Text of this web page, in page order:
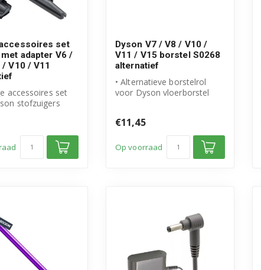
set
adapter V6 /
/ V10 / V11
accessoires set
stofzuigers
Dyson V7 / V8 / V10 /
V11 / V15 borstel S0268
alternatief
• Alternatieve borstelrol
voor Dyson vloerborstel
€11,45
Op voorraad